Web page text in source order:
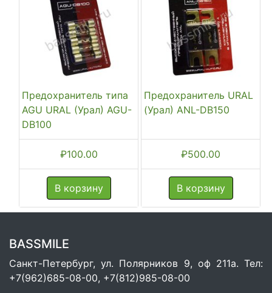
Предохранитель типа
AGU URAL (Урал) AGU-
DB100
₽100.00
В корзину
Предохранитель URAL
(Урал) ANL-DB150
₽500.00
В корзину
BASSMILE
Санкт-Петербург, ул. Полярников 9, оф 211а. Тел:
+7(962)685-08-00, +7(812)985-08-00